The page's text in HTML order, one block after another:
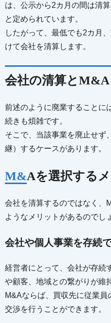
は、公示から2カ月の間は清
と定められています。
したがって、最低でも2カ月
けて会社を清算します。
会社の清算と
前述のように廃業することに
続きも煩雑です。
そこで、当該事業を廃止せず
継）するケースがあります。
M&Aを選択する
会社を清算するのではなく、
ようなメリットがあるのでし
会社や個人事業を存続
経営者にとって、会社が存続
や顧客、地域との繋がりが維
M&Aならば、買収先に従業
交渉を行うことができます。